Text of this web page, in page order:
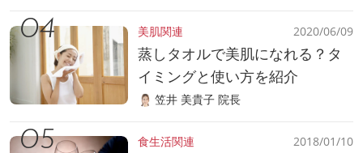
美肌関連 2020/06/09
蒸しタオルで美肌になれる？タ
イミングと使い方を紹介
笠井 美貴子 院長
食生活関連 2018/01/10